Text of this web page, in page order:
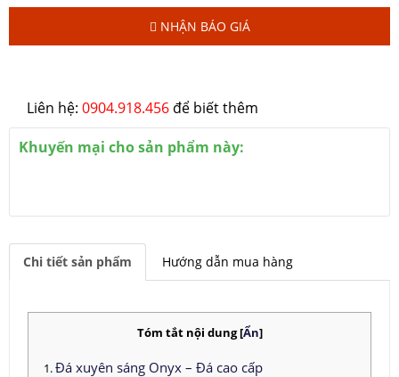
NHẬN BÁO GIÁ
Liên hệ: 0904.918.456 để biết thêm
Khuyến mại cho sản phẩm này:
Chi tiết sản phẩm Hướng dẫn mua hàng
Tóm tắt nội dung[Ẩn]
Đá xuyên sáng Onyx – Đá cao cấp